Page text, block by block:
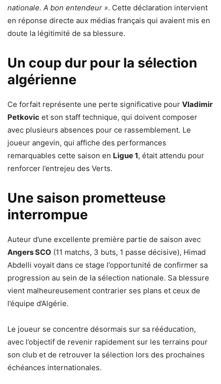
nationale. A bon entendeur ». Cette déclaration intervient
en réponse directe aux médias français qui avaient mis en
doute la légitimité de sa blessure.
Un coup dur pour la sélection
algérienne
Ce forfait représente une perte significative pour Vladimir
Petkovic et son staff technique, qui doivent composer
avec plusieurs absences pour ce rassemblement. Le
joueur angevin, qui affiche des performances
remarquables cette saison en Ligue 1, était attendu pour
renforcer l’entrejeu des Verts.
Une saison prometteuse
interrompue
Auteur d’une excellente première partie de saison avec
Angers SCO (11 matchs, 3 buts, 1 passe décisive), Himad
Abdelli voyait dans ce stage l’opportunité de confirmer sa
progression au sein de la sélection nationale. Sa blessure
vient malheureusement contrarier ses plans et ceux de
l’équipe d’Algérie.
Le joueur se concentre désormais sur sa rééducation,
avec l’objectif de revenir rapidement sur les terrains pour
son club et de retrouver la sélection lors des prochaines
échéances internationales.